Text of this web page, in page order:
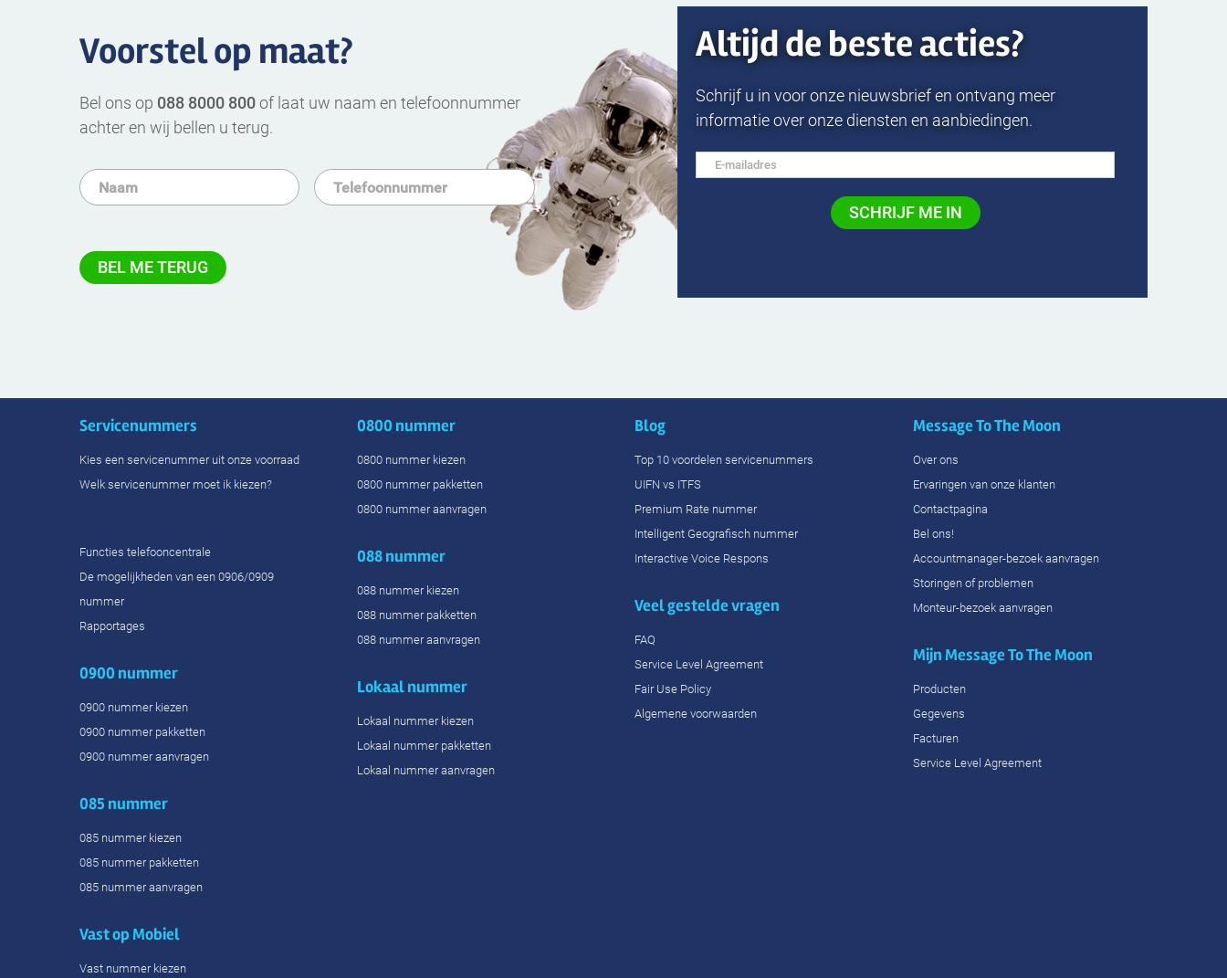
Voorstel op maat?
Bel ons op 088 8000 800of laat uw naam en telefoonnummer
achter en wij bellen u terug.
Altijd de beste acties?
Schrijf u in voor onze nieuwsbrief en ontvang meer
informatie over onze diensten en aanbiedingen.
Servicenummers
Kies een servicenummer uit onze voorraad
Welk servicenummer moet ik kiezen?
Functies telefooncentrale
De mogelijkheden van een 0906/0909
nummer
Rapportages
0900 nummer
0900 nummer kiezen
0900 nummer pakketten
0900 nummer aanvragen
085 nummer
085 nummer kiezen
085 nummer pakketten
085 nummer aanvragen
Vast op Mobiel
Vast nummer kiezen
0800 nummer
0800 nummer kiezen
0800 nummer pakketten
0800 nummer aanvragen
088 nummer
088 nummer kiezen
088 nummer pakketten
088 nummer aanvragen
Lokaal nummer
Lokaal nummer kiezen
Lokaal nummer pakketten
Lokaal nummer aanvragen
Blog
Top 10 voordelen servicenummers
UIFN vs ITFS
Premium Rate nummer
Intelligent Geografisch nummer
Interactive Voice Respons
Veel gestelde vragen
FAQ
Service Level Agreement
Fair Use Policy
Algemene voorwaarden
Message To The Moon
Over ons
Ervaringen van onze klanten
Contactpagina
Bel ons!
Accountmanager-bezoek aanvragen
Storingen of problemen
Monteur-bezoek aanvragen
Mijn Message To The Moon
Producten
Gegevens
Facturen
Service Level Agreement